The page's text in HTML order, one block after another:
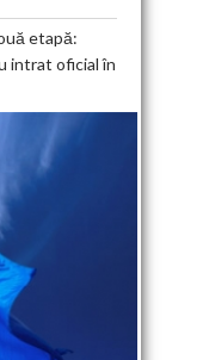
etapă:
intrat oficial în